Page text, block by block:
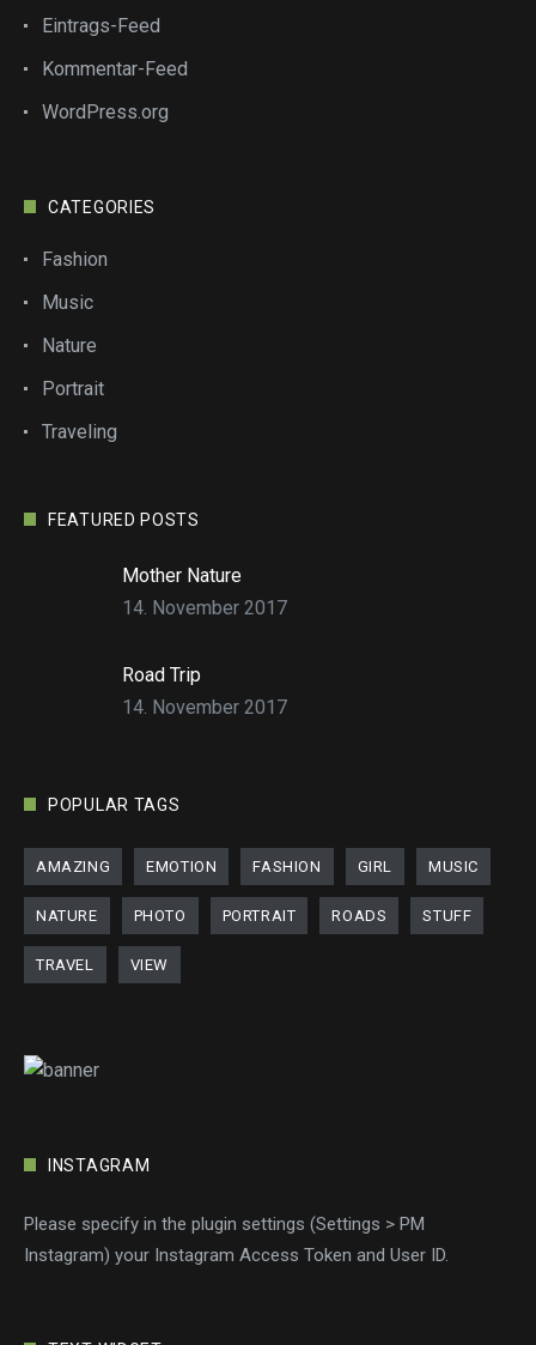
Eintrags-Feed
Kommentar-Feed
WordPress.org
CATEGORIES
Fashion
Music
Nature
Portrait
Traveling
FEATURED POSTS
Mother Nature
14. November 2017
Road Trip
14. November 2017
POPULAR TAGS
AMAZING EMOTION FASHION GIRL MUSIC
NATURE PHOTO PORTRAIT ROADS STUFF
TRAVEL VIEW
INSTAGRAM
Please specify in the plugin settings (Settings > PM
Instagram) your Instagram Access Token and User ID.